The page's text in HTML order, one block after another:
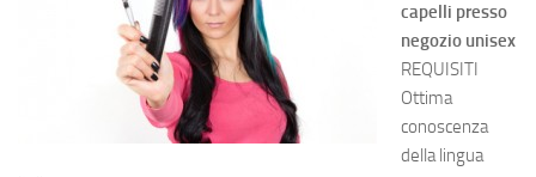
capelli presso
negozio unisex
REQUISITI
Ottima
conoscenza
della lingua